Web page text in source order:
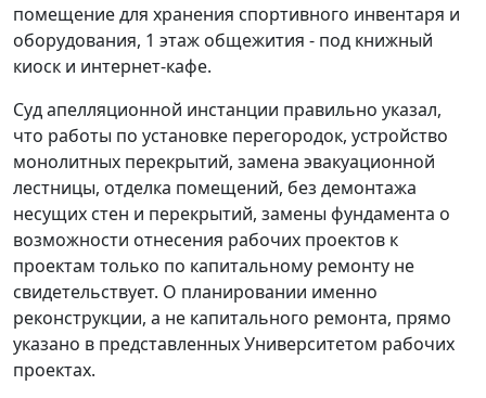
помещение для хранения спортивного инвентаря и
оборудования, 1 этаж общежития - под книжный
киоск и интернет-кафе.
Суд апелляционной инстанции правильно указал,
что работы по установке перегородок, устройство
монолитных перекрытий, замена эвакуационной
лестницы, отделка помещений, без демонтажа
несущих стен и перекрытий, замены фундамента о
возможности отнесения рабочих проектов к
проектам только по капитальному ремонту не
свидетельствует. О планировании именно
реконструкции, а не капитального ремонта, прямо
указано в представленных Университетом рабочих
проектах.